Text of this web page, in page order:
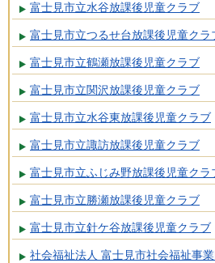
富士見市立水谷放課後児童クラブ
富士見市立つるせ台放課後児童クラ
富士見市立鶴瀬放課後児童クラブ
富士見市立関沢放課後児童クラブ
富士見市立水谷東放課後児童クラブ
富士見市立諏訪放課後児童クラブ
富士見市立ふじみ野放課後児童クラ
富士見市立勝瀬放課後児童クラブ
富士見市立針ケ谷放課後児童クラブ
社会福祉法人 富士見市社会福祉事